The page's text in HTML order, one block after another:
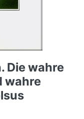
Die wahre
wahre